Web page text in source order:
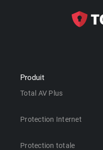
Produit
Total AV Plus
Protection Internet
Protection totale